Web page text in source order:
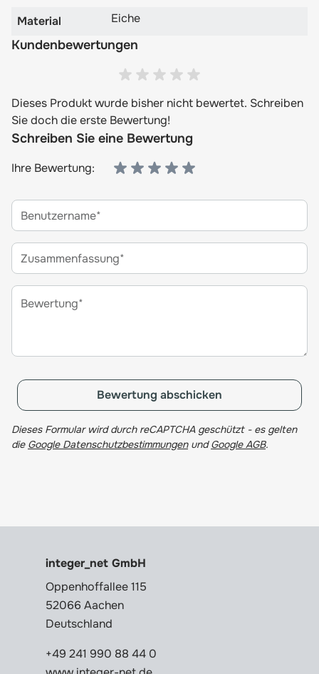
Material Eiche
Kundenbewertungen
Dieses Produkt wurde bisher nicht bewertet. Schreiben
Sie doch die erste Bewertung!
Schreiben Sie eine Bewertung
Ihre Bewertung:
Benutzername
Zusammenfassung
Bewertung
Bewertung abschicken
Dieses Formular wird durch reCAPTCHA geschützt - es gelten
die Google DatenschutzbestimmungenundGoogle AGB.
integer_net GmbH
Oppenhoffallee 115
52066 Aachen
Deutschland
+49 241 990 88 44 0